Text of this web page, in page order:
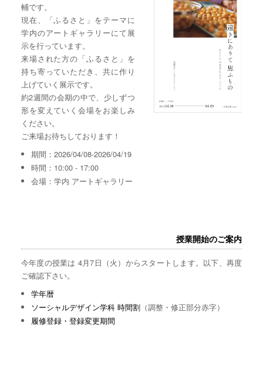
輔です。
現在、「ふるさと」をテーマに
学内のアートギャラリーにて展
示を行っています。
来場された方の「ふるさと」を
持ち寄っていただき、共に作り
上げていく展示です。
約2週間の会期の中で、少しずつ
形を変えていく会場をお楽しみ
ください。
ご来場お待ちしております！
期間：2026/04/08-2026/04/19
時間：10:00 - 17:00
会場：学内 アートギャラリー
授業開始のご案内
今年度の授業は 4月7日（火）からスタートします。以下、再度
ご確認下さい。
学年暦
ソーシャルデザイン学科 時間割 （調整・修正部分赤字）
履修登録・登録変更期間